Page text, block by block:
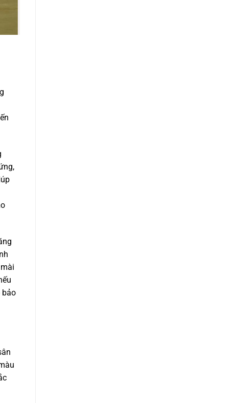
bảo